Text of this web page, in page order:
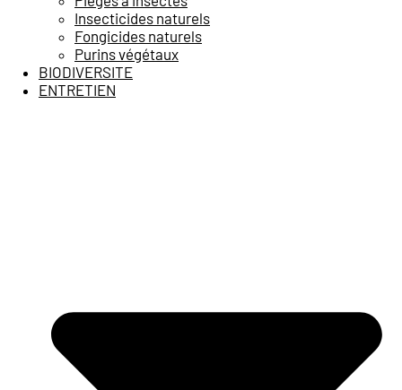
Insecticides naturels
Fongicides naturels
Purins végétaux
BIODIVERSITE
ENTRETIEN